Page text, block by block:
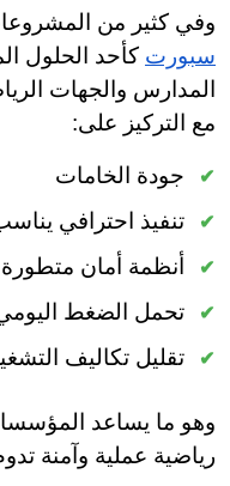
وفي كثير من
سبورت كأحد الحلول
المدارس والجهات
مع التركيز على:
جودة الخامات
تنفيذ احترافي
أنظمة أمان متطورة
تحمل الضغط
تقليل تكاليف
وهو ما يساعد
رياضية عملية وآمنة